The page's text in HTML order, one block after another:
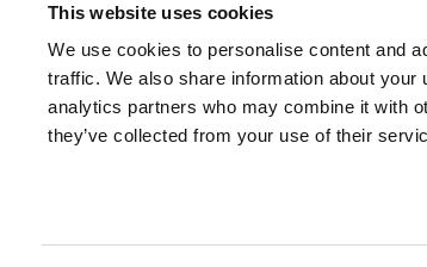
This website uses cookies
We use cookies to personalise content and
traffic. We also share information about
analytics partners who may combine it with
they’ve collected from your use of their
Magic xpi
Integrationsplattform
Plattform
Magic xpa
Framework